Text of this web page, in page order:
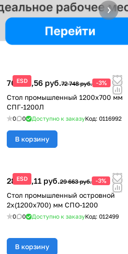
ESD
70 565,56 руб.72 748 руб. -3%
Стол промышленный 1200х700 мм
СПГ-1200Л
0 0 Доступно к заказуКод: 0116992
В корзину
ESD
28 773,11 руб.29 663 руб. -3%
Стол промышленный островной
2х(1200х700) мм СПО-1200
0 0 Доступно к заказуКод: 012499
В корзину